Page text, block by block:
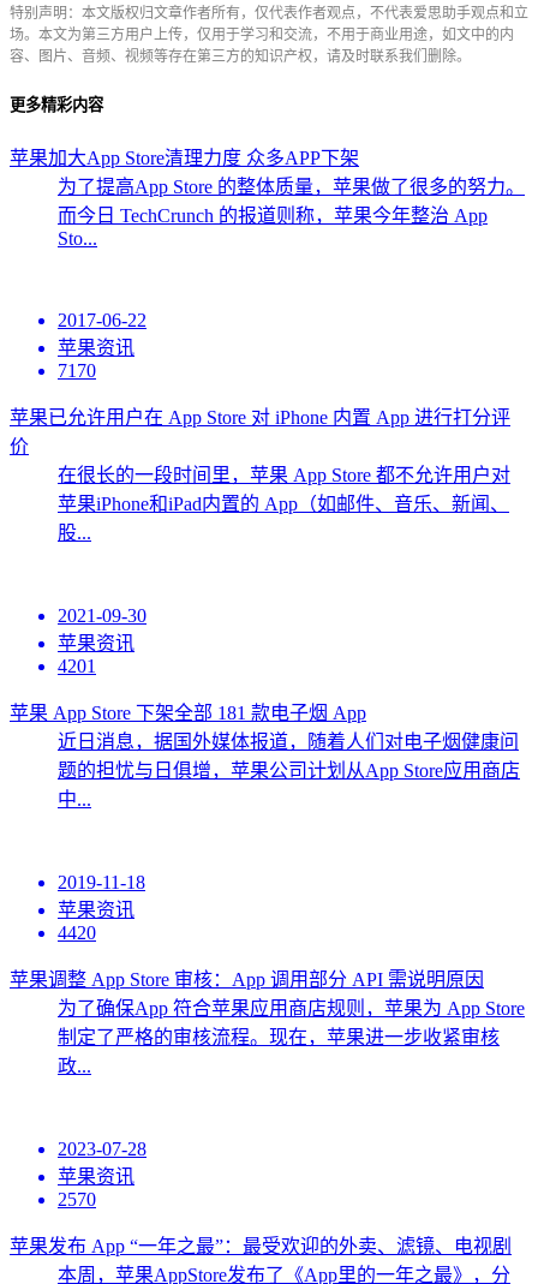
特别声明：本文版权归文章作者所有，仅代表作者观点，不代表爱思助手观点和立
场。本文为第三方用户上传，仅用于学习和交流，不用于商业用途，如文中的内
容、图片、音频、视频等存在第三方的知识产权，请及时联系我们删除。
更多精彩内容
苹果加大App Store清理力度 众多APP下架
为了提高App Store 的整体质量，苹果做了很多的努力。
而今日 TechCrunch 的报道则称，苹果今年整治 App
Sto...
2017-06-22
苹果资讯
7170
苹果已允许用户在 App Store 对 iPhone 内置 App 进行打分评
价
在很长的一段时间里，苹果 App Store 都不允许用户对
苹果iPhone和iPad内置的 App（如邮件、音乐、新闻、
股...
2021-09-30
苹果资讯
4201
苹果 App Store 下架全部 181 款电子烟 App
近日消息，据国外媒体报道，随着人们对电子烟健康问
题的担忧与日俱增，苹果公司计划从App Store应用商店
中...
2019-11-18
苹果资讯
4420
苹果调整 App Store 审核：App 调用部分 API 需说明原因
为了确保App 符合苹果应用商店规则，苹果为 App Store
制定了严格的审核流程。现在，苹果进一步收紧审核
政...
2023-07-28
苹果资讯
2570
苹果发布 App “一年之最”：最受欢迎的外卖、滤镜、电视剧
本周，苹果AppStore发布了《App里的一年之最》，分